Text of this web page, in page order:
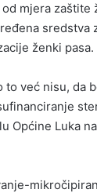
mjera zaštite
sredstva
ženki pasa.
već nisu, da
Općine Luka